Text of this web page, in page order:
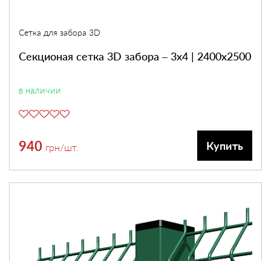
Сетка для забора 3D
Секционая сетка 3D забора – 3х4 | 2400х2500
в наличии
940 грн/шт. Купить